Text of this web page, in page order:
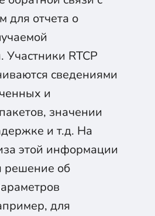
для отчета о
RTCP
сведениями
и
значении
и т.д. На
этой информации
решение об
для